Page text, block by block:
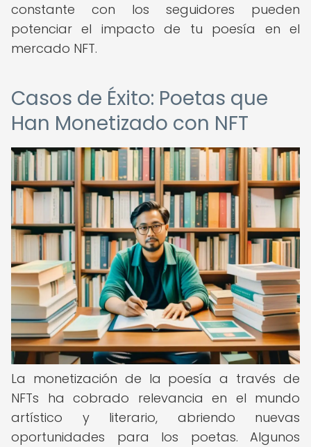
constante con los seguidores pueden
potenciar el impacto de tu poesía en el
mercado NFT.
Casos de Éxito: Poetas que
Han Monetizado con NFT
La monetización de la poesía a través de
NFTs ha cobrado relevancia en el mundo
artístico y literario, abriendo nuevas
oportunidades para los poetas. Algunos